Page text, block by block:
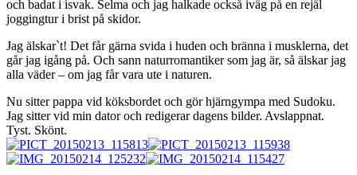
och badat i isvak. Selma och jag halkade också iväg på en rejäl
joggingtur i brist på skidor.
Jag älskar`t! Det får gärna svida i huden och bränna i musklerna, det
går jag igång på. Och sann naturromantiker som jag är, så älskar jag
alla väder – om jag får vara ute i naturen.
Nu sitter pappa vid köksbordet och gör hjärngympa med Sudoku.
Jag sitter vid min dator och redigerar dagens bilder. Avslappnat.
Tyst. Skönt.